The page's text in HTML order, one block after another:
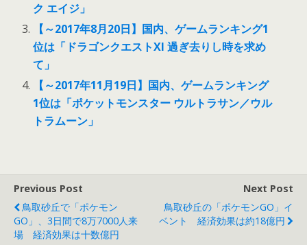
ク エイジ」
【～2017年8月20日】国内、ゲームランキング1
位は「ドラゴンクエストXI 過ぎ去りし時を求め
て」
【～2017年11月19日】国内、ゲームランキング
1位は「ポケットモンスター ウルトラサン／ウル
トラムーン」
Previous Post
鳥取砂丘で「ポケモン
GO」、3日間で8万7000人来
場 経済効果は十数億円
Next Post
鳥取砂丘の「ポケモンGO」イ
ベント 経済効果は約18億円